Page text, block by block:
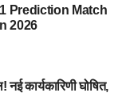
Prediction Match
2026
कार्यकारिणी घोषित,